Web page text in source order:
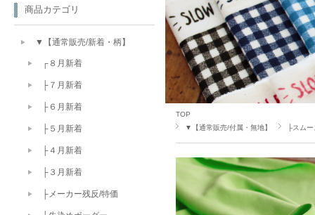
TOP
▼【通常販売/付属・無地】
├スムー
商品カテゴリ
▼【通常販売/新着・柄】
┌８月新着
├７月新着
├６月新着
├５月新着
├４月新着
├３月新着
├メーカー残反/特価